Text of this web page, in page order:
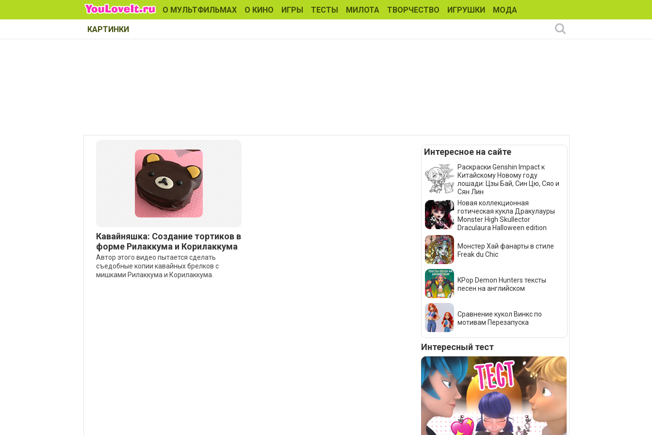
О МУЛЬТФИЛЬМАХ О КИНО ИГРЫ ТЕСТЫ МИЛОТА ТВОРЧЕСТВО ИГРУШКИ МОДА
КАРТИНКИ
Кавайняшка: Создание тортиков в
форме Рилаккума и Корилаккума
Автор этого видео пытается сделать
съедобные копии кавайных брелков с
мишками Рилаккума и Корилаккума.
Интересное на сайте
Раскраски Genshin Impact к
Китайскому Новому году
лошади: Цзы Бай, Син Цю, Сяо и
Сян Лин
Новая коллекционная
готическая кукла Дракулауры
Monster High Skullector
Draculaura Halloween edition
Монстер Хай фанарты в стиле
Freak du Сhic
KPop Demon Hunters тексты
песен на английском
Сравнение кукол Винкс по
мотивам Перезапуска
Интересный тест